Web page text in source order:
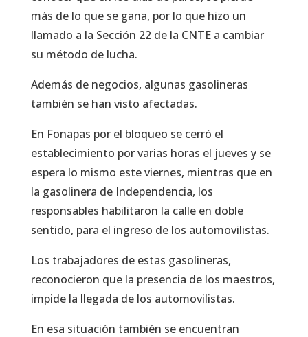
más de lo que se gana, por lo que hizo un
llamado a la Sección 22 de la CNTE a cambiar
su método de lucha.
Además de negocios, algunas gasolineras
también se han visto afectadas.
En Fonapas por el bloqueo se cerró el
establecimiento por varias horas el jueves y se
espera lo mismo este viernes, mientras que en
la gasolinera de Independencia, los
responsables habilitaron la calle en doble
sentido, para el ingreso de los automovilistas.
Los trabajadores de estas gasolineras,
reconocieron que la presencia de los maestros,
impide la llegada de los automovilistas.
En esa situación también se encuentran